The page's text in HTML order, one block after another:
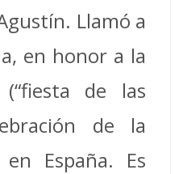
Llamó a
en honor a la
de las
de la
España. Es